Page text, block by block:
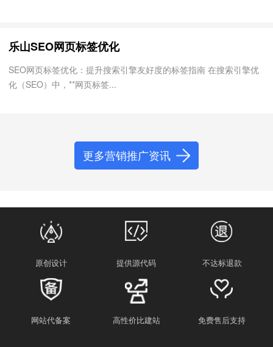
乐山SEO网页标签优化
SEO网页标签优化：提升搜索引擎友好度的标签指南 在搜索引擎优
化（SEO）中，**网页标签...
更多营销推广资讯
原创设计 提供源代码 不达标退款
网站代备案 高性价比建站 免费售后支持